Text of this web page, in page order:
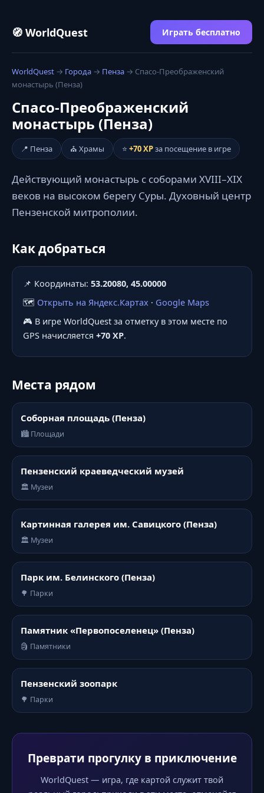
🧭 WorldQuest Играть бесплатно
WorldQuest → Города → Пенза → Спасо-Преображенский
монастырь (Пенза)
Спасо-Преображенский
монастырь (Пенза)
📍 Пенза ⛪ Храмы ⭐ +70 XPза посещение в игре
Действующий монастырь с соборами XVIII–XIX
веков на высоком берегу Суры. Духовный центр
Пензенской митрополии.
Как добраться
📌 Координаты: 53.20080, 45.00000
🗺️ Открыть на Яндекс.Картах · Google Maps
🎮 В игре WorldQuest за отметку в этом месте по
GPS начисляется +70 XP.
Места рядом
Соборная площадь (Пенза)
🏙️ Площади
Пензенский краеведческий музей
🏛️ Музеи
Картинная галерея им. Савицкого (Пенза)
🏛️ Музеи
Парк им. Белинского (Пенза)
🌳 Парки
Памятник «Первопоселенец» (Пенза)
🗿 Памятники
Пензенский зоопарк
🌳 Парки
Преврати прогулку в приключение
WorldQuest — игра, где картой служит твой